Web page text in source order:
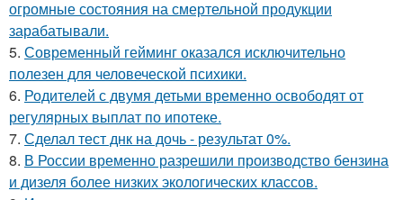
огромные состояния на смертельной продукции
зарабатывали.
5. Современный гейминг оказался исключительно
полезен для человеческой психики.
6. Родителей с двумя детьми временно освободят от
регулярных выплат по ипотеке.
7. Сделал тест днк на дочь - результат 0%.
8. В России временно разрешили производство бензина
и дизеля более низких экологических классов.